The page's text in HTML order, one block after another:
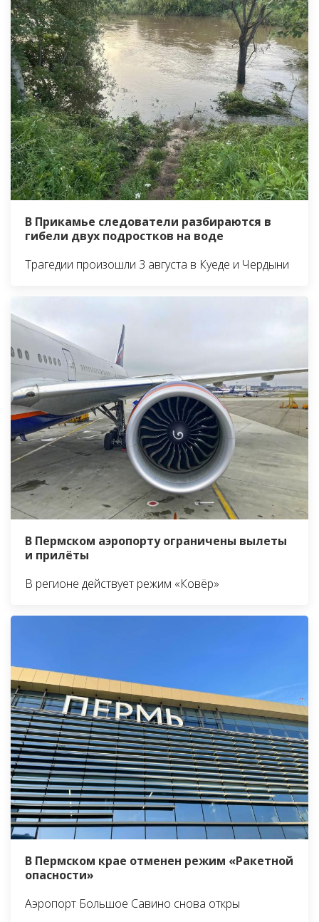
В Прикамье следователи разбираются в
гибели двух подростков на воде
Трагедии произошли 3 августа в Куеде и Чердыни
В Пермском аэропорту ограничены вылеты
и прилёты
В регионе действует режим «Ковёр»
В Пермском крае отменен режим «Ракетной
опасности»
Аэропорт Большое Савино снова откры